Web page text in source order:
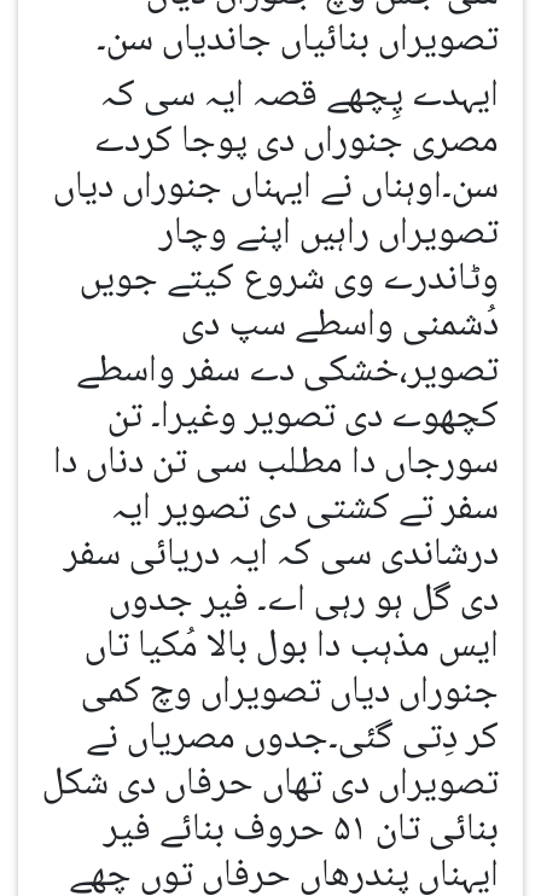
تصویراں بنائیاں جاندیاں سن۔
ایہدے پِچھے قصہ ایہ سی کہ
مصری جنوراں دی پوجا کردے
سن۔اوہناں نے ایہناں جنوراں دیاں
تصویراں راہیں اپنے وچار
وٹاندرے وی شروع کیتے جویں
دُشمنی واسطے سپ دی
تصویر،خشکی دے سفر واسطے
کچھوے دی تصویر وغیرا۔ تن
سورجاں دا مطلب سی تن دناں دا
سفر تے کشتی دی تصویر ایہ
درشاندی سی کہ ایہ دریائی سفر
دی گل ہو رہی اے۔ فیر جدوں
ایس مذہب دا بول بالا مُکیا تاں
جنوراں دیاں تصویراں وچ کمی
کر دِتی گئی۔جدوں مصریاں نے
تصویراں دی تھاں حرفاں دی شکل
بنائی تان ۵۱ حروف بنائے فیر
ایہناں پندرھاں حرفاں توں چھے